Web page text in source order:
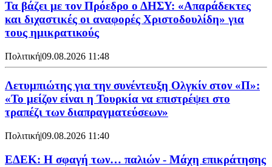
Τα βάζει με τον Πρόεδρο ο ΔΗΣΥ: «Απαράδεκτες
και διχαστικές οι αναφορές Χριστοδουλίδη» για
τους ημικρατικούς
Πολιτική|09.08.2026 11:48
Λετυμπιώτης για την συνέντευξη Ολγκίν στον «Π»:
«Το μείζον είναι η Τουρκία να επιστρέψει στο
τραπέζι των διαπραγματεύσεων»
Πολιτική|09.08.2026 11:40
ΕΔΕΚ: Η σφαγή των… παλιών - Μάχη επικράτησης